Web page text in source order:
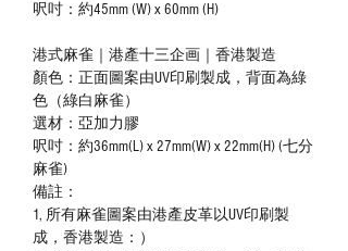
呎吋：約45mm (W) x 60mm (H)
港式麻雀｜港產十三企画｜香港製造
顏色：正面圖案由UV印刷製成，背面為綠
色（綠白麻雀）
選材：亞加力膠
呎吋：約36mm(L) x 27mm(W) x 22mm(H) (七分
麻雀)
備註：
1, 所有麻雀圖案由港產皮革以UV印刷製
成，香港製造：）